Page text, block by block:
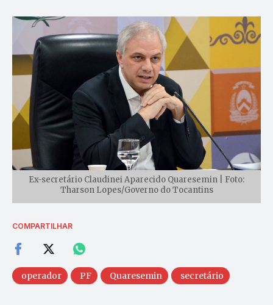
Ex-secretário Claudinei Aparecido Quaresemin | Foto:
Tharson Lopes/Governo do Tocantins
COMPARTILHAR
operador PF Quaresemin secretário